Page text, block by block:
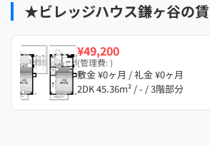
★ビレッジハウス鎌ヶ谷の
¥49,200
(管理費: )
敷金 ¥0ヶ月 / 礼金 ¥0ヶ月
2DK 45.36m² / - / 3階部分